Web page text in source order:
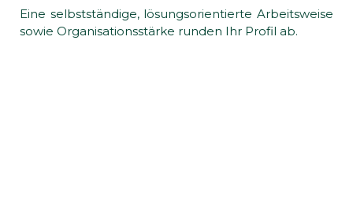
Eine selbstständige, lösungsorientierte Arbeitsweise
sowie Organisationsstärke runden Ihr Profil ab.